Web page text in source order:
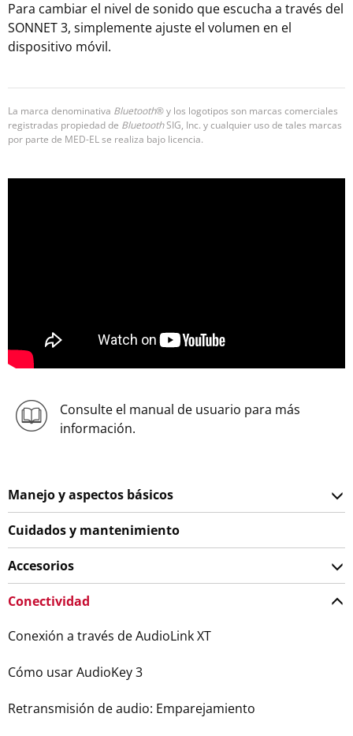
Para cambiar el nivel de sonido que escucha a través del
SONNET 3, simplemente ajuste el volumen en el
dispositivo móvil.
La marca denominativa Bluetooth® y los logotipos son marcas comerciales
registradas propiedad de BluetoothSIG, Inc. y cualquier uso de tales marcas
por parte de MED-EL se realiza bajo licencia.
Consulte el manual de usuario para más
información.
Manejo y aspectos básicos
Cuidados y mantenimiento
Accesorios
Conectividad
Conexión a través de AudioLink XT
Cómo usar AudioKey 3
Retransmisión de audio: Emparejamiento